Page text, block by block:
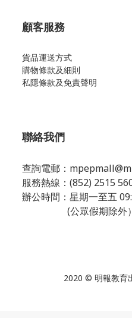
顧客服務
貨品運送方式
購物條款及細則
私隱條款及免責聲明
聯絡我們
查詢電郵：
服務熱線：(852) 2515
辦公時間：星期一至五
(公眾假期除外）
2020 © 明報教育